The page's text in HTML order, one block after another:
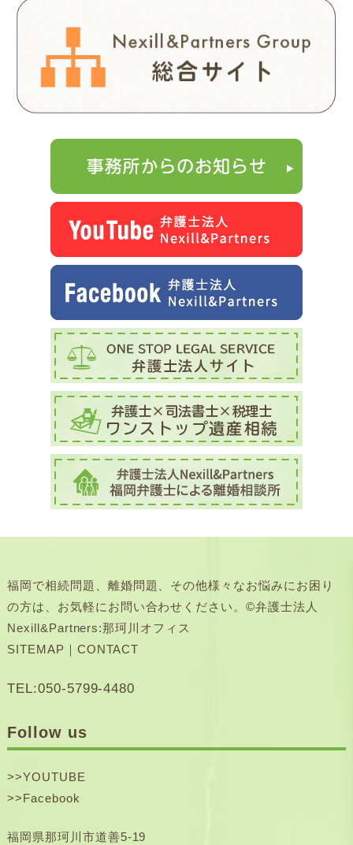
福岡で相続問題、離婚問題、その他様々なお悩みにお困り
の方は、お気軽にお問い合わせください。©弁護士法人
Nexill&Partners:那珂川オフィス
SITEMAP ｜ CONTACT
TEL:050-5799-4480
Follow us
>>YOUTUBE
>>Facebook
福岡県那珂川市道善5-19